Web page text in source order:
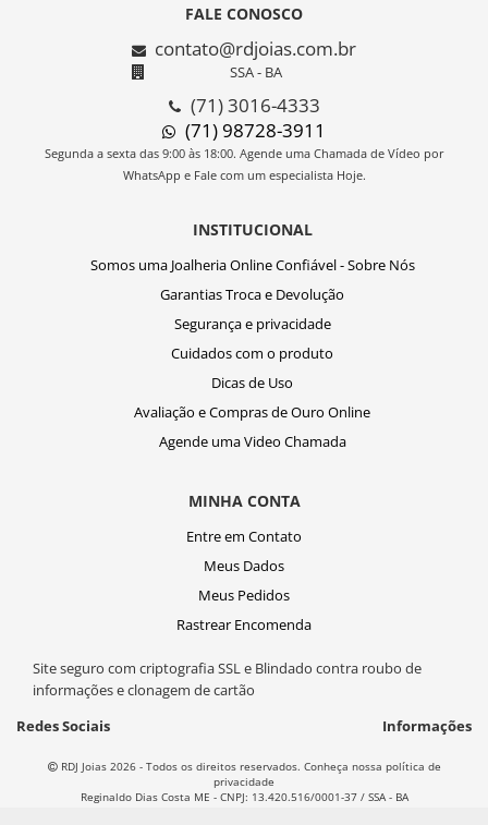
INSTITUCIONAL
Somos uma Joalheria Online Confiável - Sobre Nós
Garantias Troca e Devolução
Segurança e privacidade
Cuidados com o produto
Dicas de Uso
Avaliação e Compras de Ouro Online
Agende uma Video Chamada
MINHA CONTA
Entre em Contato
Meus Dados
Meus Pedidos
Rastrear Encomenda
FALE CONOSCO
contato@rdjoias.com.br
SSA - BA
(71) 3016-4333
(71) 98728-3911
Segunda a sexta das 9:00 às 18:00. Agende uma Chamada de Vídeo por
WhatsApp e Fale com um especialista Hoje.
Site seguro com criptografia SSL e Blindado contra roubo de
informações e clonagem de cartão
Redes Sociais
Informações
RDJ Joias 2026 - Todos os direitos reservados. Conheça nossa política de
privacidade
Reginaldo Dias Costa ME - CNPJ: 13.420.516/0001-37 / SSA - BA